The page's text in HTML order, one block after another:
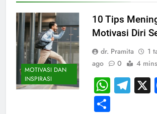
MOTIVASI DAN
INSPIRASI
10 Tips
Motivasi Diri
dr. Pramita
1
ago
0 4 mins
Share